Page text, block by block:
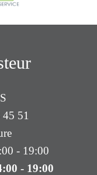
51
- 19:00
- 19:00